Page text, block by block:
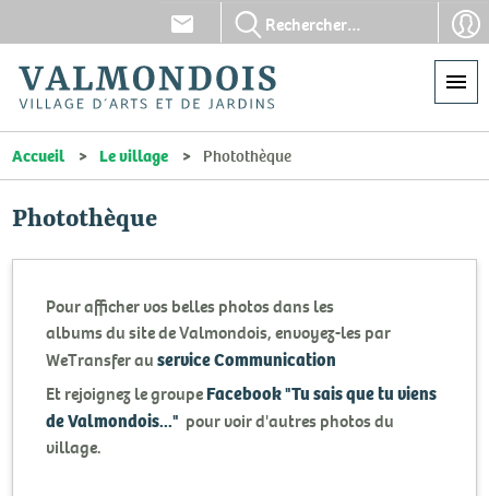
Aller
au
contenu
principal
En-
tête
-
Communication
En-
tête
-
Accueil Le village Photothèque
Photothèque
Pour afficher vos belles photos dans les
albums du site de Valmondois, envoyez-les par
WeTransfer auservice Communication
Et rejoignez le groupeFacebook "Tu sais que tu viens
de Valmondois..." pour voir d'autres photos du
village.